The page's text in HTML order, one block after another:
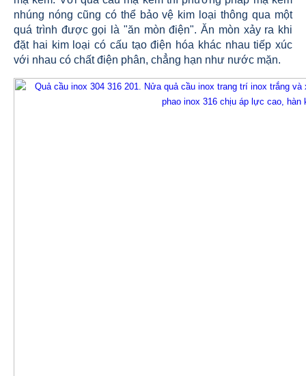
nhúng nóng cũng có thể bảo vệ kim loại thông qua một
quá trình được gọi là "ăn mòn điện". Ăn mòn xảy ra khi
đặt hai kim loại có cấu tạo điện hóa khác nhau tiếp xúc
với nhau có chất điện phân, chẳng hạn như nước mặn.